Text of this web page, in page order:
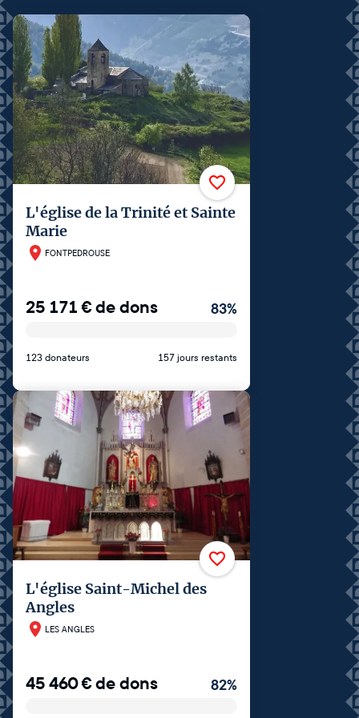
L'église de la Trinité et Sainte
Marie
FONTPEDROUSE
25 171€de dons 83%
123 donateurs 157 jours restants
L'église Saint-Michel des
Angles
LES ANGLES
45 460€de dons 82%